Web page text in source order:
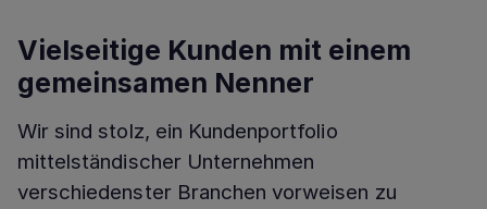
Vielseitige Kunden mit einem
gemeinsamen Nenner
Wir sind stolz, ein Kundenportfolio
mittelständischer Unternehmen
verschiedenster Branchen vorweisen zu